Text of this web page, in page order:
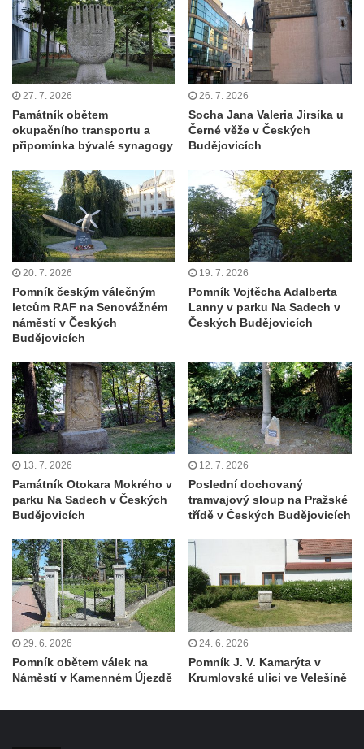
Pomník padlým rudoarmějcům na hřbitově
v Dubé
Pomník obětem 2. světové války v Dubé
Pomník obětem Rumburské vzpoury u
hřbitova v Rumburku
Pomník obětem 1. světové války na hřbitově
ve Velkém Šenově
Hrob Petra Záhorky na hřbitově ve Velkém
Šenově
Hrob Rudolfa Hovorky na hřbitově ve
Velkém Šenově
Hrob Ondreje Gurina na hřbitově ve Velkém
Hrob Heinricha Hoffmanna na hřbitově ve
Velkém Šenově
Velkém Šenově
Kenotaf Gerharda Poschera na hřbitově ve
Velkém Šenově
Kenotaf Gerharda Adolfa Johanna Sauera
na hřbitově ve Velkém Šenově
Pomník obětem 1. světové války před
kostelem svatého Bartoloměje ve Velkém
Kenotaf Václava Liprta na hřbitově v
Cítolibech
Kenotaf Františka Malypetra na hřbitově v
Cítolibech
Hrob Františka Morkera na hřbitově v
27. 7. 2026
Památník obětem
okupačního transportu a
připomínka bývalé synagogy
26. 7. 2026
Socha Jana Valeria Jirsíka u
Černé věže v Českých
Budějovicích
20. 7. 2026
Pomník českým válečným
letcům RAF na Senovážném
náměstí v Českých
Budějovicích
19. 7. 2026
Pomník Vojtěcha Adalberta
Lanny v parku Na Sadech v
Českých Budějovicích
13. 7. 2026
Památník Otokara Mokrého v
parku Na Sadech v Českých
Budějovicích
12. 7. 2026
Poslední dochovaný
tramvajový sloup na Pražské
třídě v Českých Budějovicích
29. 6. 2026
Pomník obětem válek na
Náměstí v Kamenném Újezdě
24. 6. 2026
Pomník J. V. Kamarýta v
Krumlovské ulici ve Velešíně